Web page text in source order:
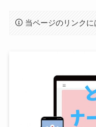
当ページのリンクに